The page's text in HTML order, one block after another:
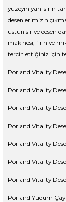
yüzeyin yani sırın
desenlerimizin
üstün sır ve desen
makinesi, fırın ve
tercih ettiğiniz için
Porland Vitality
Porland Vitality
Porland Vitality
Porland Vitality
Porland Vitality
Porland Vitality
Porland Vitality
Porland Yudum Çay